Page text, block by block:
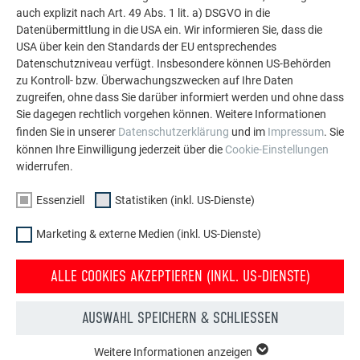
FAMILIENUNTERNEHMEN MIT GLOBALER
REICHWEITE
PREFA ist bei aller Größe und des europaweiten wie
weltweiten Erfolgs ein Familienunternehmen geblieben – mit
Verantwortung und Handschlagqualität. Die Nachhaltigkeit
große Rolle: Der Werkstoff Aluminium ist nach der relativ
Alle PREFA Werte schlagen sich nicht zuletzt im PREFA
mehr als 80 Jahrenmit der Entwicklung, Produktion und
auch explizit nach Art. 49 Abs. 1 lit. a) DSGVO in die
Datenübermittlung in die USA ein. Wir informieren Sie, dass die
USA über kein den Standards der EU entsprechendes
Datenschutzniveau verfügt. Insbesondere können US-Behörden
zu Kontroll- bzw. Überwachungszwecken auf Ihre Daten
zugreifen, ohne dass Sie darüber informiert werden und ohne dass
Sie dagegen rechtlich vorgehen können. Weitere Informationen
finden Sie in unserer Datenschutzerklärung und im Impressum. Sie
können Ihre Einwilligung jederzeit über die Cookie-Einstellungen
widerrufen.
Essenziell Statistiken (inkl. US-Dienste)
Marketing & externe Medien (inkl. US-Dienste)
ALLE COOKIES AKZEPTIEREN (INKL. US-DIENSTE)
AUSWAHL SPEICHERN & SCHLIESSEN
Weitere Informationen anzeigen